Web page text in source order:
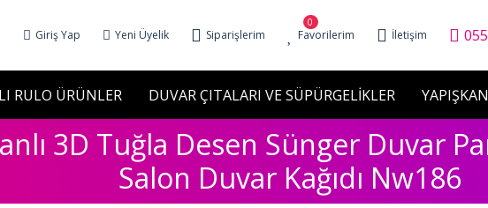
Giriş Yap Yeni Üyelik Siparişlerim Favorilerim
0
İletişim
RULO ÜRÜNLER DUVAR ÇITALARI VE SÜPÜRGELİKLER
3D Tuğla Desen Sünger Duvar
Salon Duvar Kağıdı Nw186